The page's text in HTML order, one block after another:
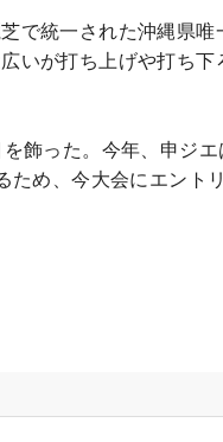
で統一された沖縄県
いが打ち上げや打ち
飾った。今年、申ジ
め、今大会にエント